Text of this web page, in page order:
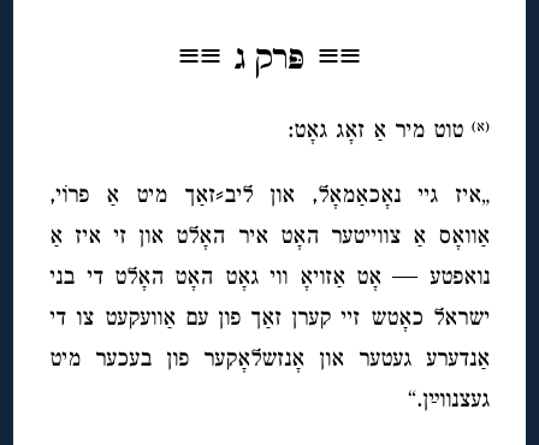
≡≡ פּרק ג ≡≡
(א) טוט מיר אַ זאָגגאָט:
„איז גיי נאָכאַמאָל, און ליב⸗זאַך מיט אַ פרוֹי,
אַוואָס אַ צווייטער האָט איר האָלט און זי איז אַ
נואפטע — אָט אַזויאָ ווי גאָט האָט האָלט די בני
ישראל כאָטש זיי קערן זאַך פון עם אַוועקעט צו די
אַנדערע געטער און אָנזשלאָקער פון בעכער מיט
געצנווײַן.“